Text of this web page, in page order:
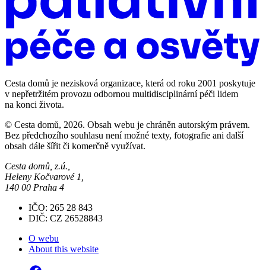
Cesta domů je nezisková organizace, která od roku 2001 poskytuje
v nepřetržitém provozu odbornou multidisciplinární péči lidem
na konci života.
© Cesta domů, 2026. Obsah webu je chráněn autorským právem.
Bez předchozího souhlasu není možné texty, fotografie ani další
obsah dále šířit či komerčně využívat.
Cesta domů, z.ú.,
Heleny Kočvarové 1,
140 00 Praha 4
IČO: 265 28 843
DIČ: CZ 26528843
O webu
About this website